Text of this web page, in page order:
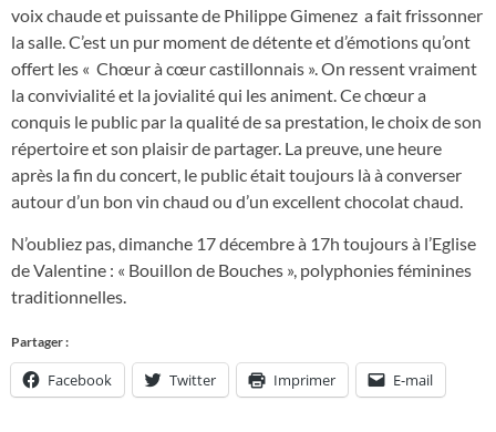
voix chaude et puissante de Philippe Gimenez a fait frissonner
la salle. C’est un pur moment de détente et d’émotions qu’ont
offert les « Chœur à cœur castillonnais ». On ressent vraiment
la convivialité et la jovialité qui les animent. Ce chœur a
conquis le public par la qualité de sa prestation, le choix de son
répertoire et son plaisir de partager. La preuve, une heure
après la fin du concert, le public était toujours là à converser
autour d’un bon vin chaud ou d’un excellent chocolat chaud.
N’oubliez pas, dimanche 17 décembre à 17h toujours à l’Eglise
de Valentine : « Bouillon de Bouches », polyphonies féminines
traditionnelles.
Partager :
Facebook Twitter Imprimer E-mail